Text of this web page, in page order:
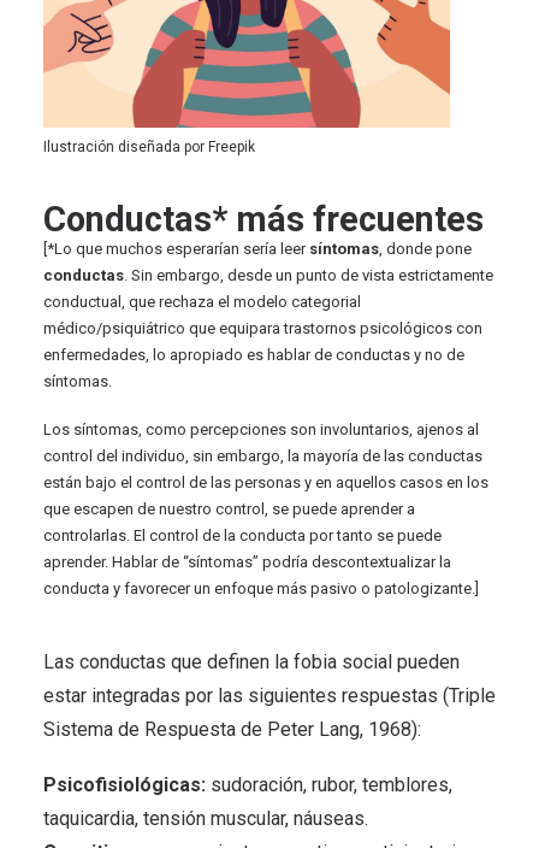
Ilustración diseñada por Freepik
Conductas* más frecuentes
[*Lo que muchos esperarían sería leer síntomas, donde pone
conductas. Sin embargo, desde un punto de vista estrictamente
conductual, que rechaza el modelo categorial
médico/psiquiátrico que equipara trastornos psicológicos con
enfermedades, lo apropiado es hablar de conductas y no de
síntomas.
Los síntomas, como percepciones son involuntarios, ajenos al
control del individuo, sin embargo, la mayoría de las conductas
están bajo el control de las personas y en aquellos casos en los
que escapen de nuestro control, se puede aprender a
controlarlas. El control de la conducta por tanto se puede
aprender. Hablar de “síntomas” podría descontextualizar la
conducta y favorecer un enfoque más pasivo o patologizante.]
Las conductas que definen la fobia social pueden
estar integradas por las siguientes respuestas (Triple
Sistema de Respuesta de Peter Lang, 1968):
Psicofisiológicas: sudoración, rubor, temblores,
taquicardia, tensión muscular, náuseas.